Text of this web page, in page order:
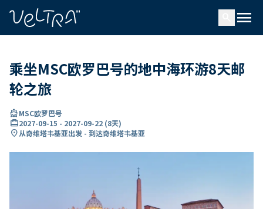
menu
乘坐MSC欧罗巴号的地中海环游8天邮
轮之旅
directions_boatMSC欧罗巴号
card_travel2027-09-15 - 2027-09-22 (8天)
location_on从奇维塔韦基亚出发 - 到达奇维塔韦基亚